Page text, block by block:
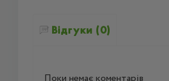
Відгуки (0)